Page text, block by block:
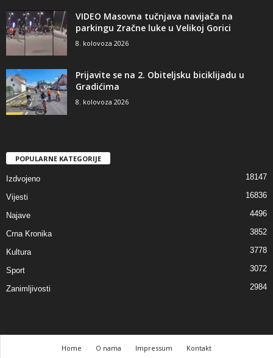
VIDEO Masovna tučnjava navijača na
parkingu Zračne luke u Velikoj Gorici
8. kolovoza 2026
Prijavite se na 2. Obiteljsku biciklijadu u
Gradićima
8. kolovoza 2026
POPULARNE KATEGORIJE
Izdvojeno 18147
Vijesti 16836
Najave 4496
Crna Kronika 3852
Kultura 3778
Sport 3072
Zanimljivosti 2984
Home O nama Impressum Kontakt